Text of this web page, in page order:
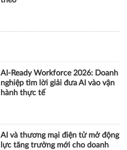
AI-Ready Workforce 2026: Doanh
nghiệp tìm lời giải đưa AI vào vận
hành thực tế
AI và thương mại điện tử mở động
lực tăng trưởng mới cho doanh